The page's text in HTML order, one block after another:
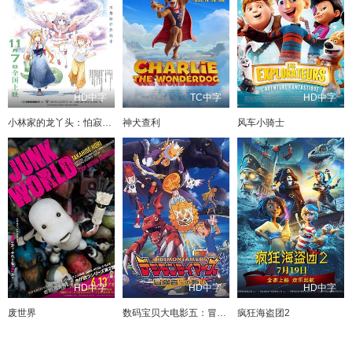
HD中字
小林家的龙丫头：怕寂寞的龙
TC中字
神犬查利
HD中字
风车小骑士
HD中字
废世界
HD中字
数码宝贝大电影五：冒险者的战斗
HD中字
疯狂海盗团2